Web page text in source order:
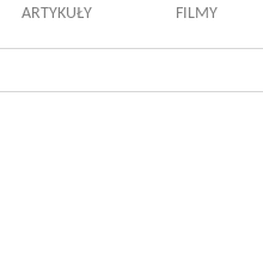
ARTYKUŁY FILMY